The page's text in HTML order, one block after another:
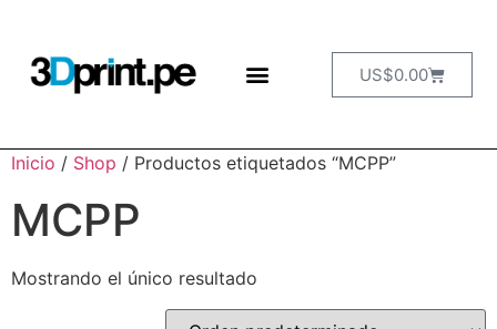
US$0.00
Inicio / Shop / Productos etiquetados “MCPP”
MCPP
Mostrando el único resultado